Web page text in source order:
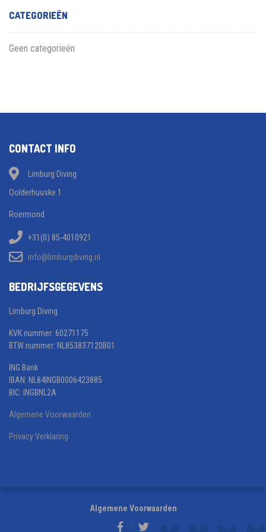
CATEGORIEËN
Geen categorieën
CONTACT INFO
Limburg Diving
Oolderhuuske 1
Roermond
+31(0) 85-4010921
info@limburgdiving.nl
BEDRIJFSGEGEVENS
Limburg Diving
KVK nummer: 60271175
BTW nummer: NL853837120B01
ING Bank
IBAN: NL84INGB0006423885
BIC: INGBNL2A
Algemene Voorwaarden
Privacy Verklaring
Algemene Voorwaarden